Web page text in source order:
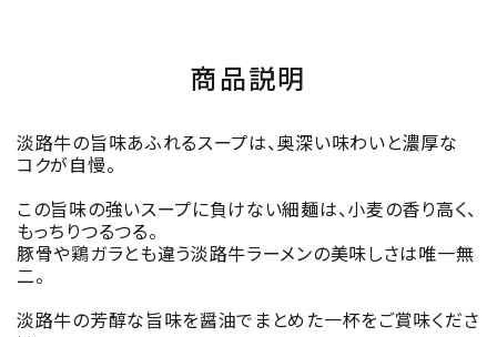
商品説明
淡路牛の旨味あふれるスープは、奥深い味わいと濃厚な
コクが自慢。
この旨味の強いスープに負けない細麺は、小麦の香り高く、
もっちりつるつる。
豚骨や鶏ガラとも違う淡路牛ラーメンの美味しさは唯一無
二。
淡路牛の芳醇な旨味を醤油でまとめた一杯をご賞味くださ